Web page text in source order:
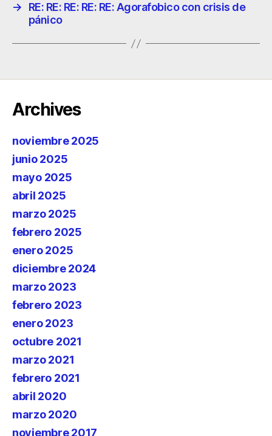
→
RE: RE: RE: RE: RE: Agorafobico con crisis de
pánico
Archives
noviembre 2025
junio 2025
mayo 2025
abril 2025
marzo 2025
febrero 2025
enero 2025
diciembre 2024
marzo 2023
febrero 2023
enero 2023
octubre 2021
marzo 2021
febrero 2021
abril 2020
marzo 2020
noviembre 2017